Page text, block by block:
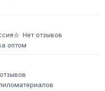
Нет отзывов
оптом